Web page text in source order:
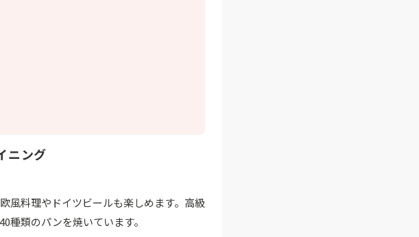
ニング
風料理やドイツビールも楽しめます。高級
種類のパンを焼いています。